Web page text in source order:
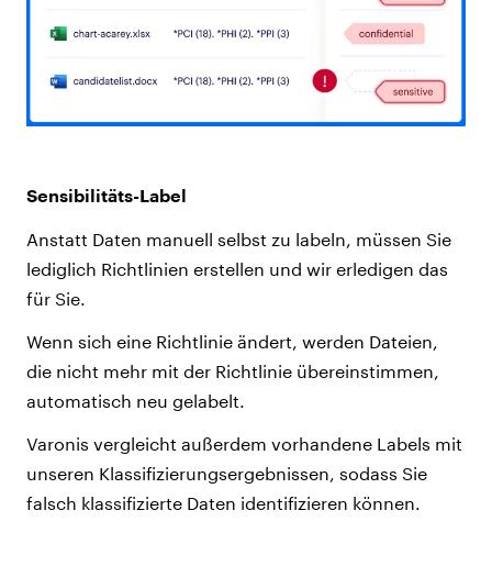
Sensibilitäts-Label
Anstatt Daten manuell selbst zu labeln, müssen Sie
lediglich Richtlinien erstellen und wir erledigen das
für Sie.
Wenn sich eine Richtlinie ändert, werden Dateien,
die nicht mehr mit der Richtlinie übereinstimmen,
automatisch neu gelabelt.
Varonis vergleicht außerdem vorhandene Labels mit
unseren Klassifizierungsergebnissen, sodass Sie
falsch klassifizierte Daten identifizieren können.